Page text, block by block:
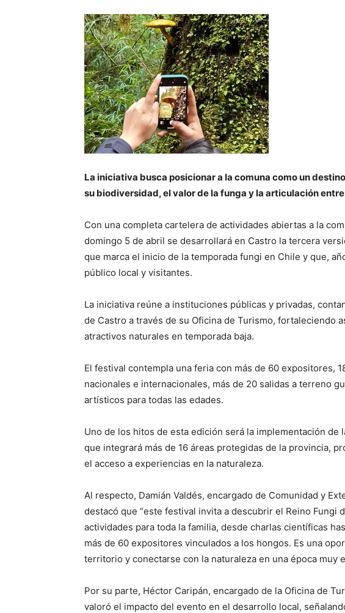
La iniciativa busca posicionar a la comuna como un
su biodiversidad, el valor de la funga y la articulación
Con una completa cartelera de actividades abiertas a la
domingo 5 de abril se desarrollará en Castro la tercera
que marca el inicio de la temporada fungi en Chile y que,
público local y visitantes.
La iniciativa reúne a instituciones públicas y privadas,
de Castro a través de su Oficina de Turismo, fortaleciendo
atractivos naturales en temporada baja.
El festival contempla una feria con más de 60 expositores,
nacionales e internacionales, más de 20 salidas a terreno
artísticos para todas las edades.
Uno de los hitos de esta edición será la implementación de
que integrará más de 16 áreas protegidas de la provincia,
el acceso a experiencias en la naturaleza.
Al respecto, Damián Valdés, encargado de Comunidad y
destacó que “este festival invita a descubrir el Reino Fungi
actividades para toda la familia, desde charlas científicas
más de 60 expositores vinculados a los hongos. Es una
territorio y conectarse con la naturaleza en una época muy
Por su parte, Héctor Caripán, encargado de la Oficina de
valoró el impacto del evento en el desarrollo local,